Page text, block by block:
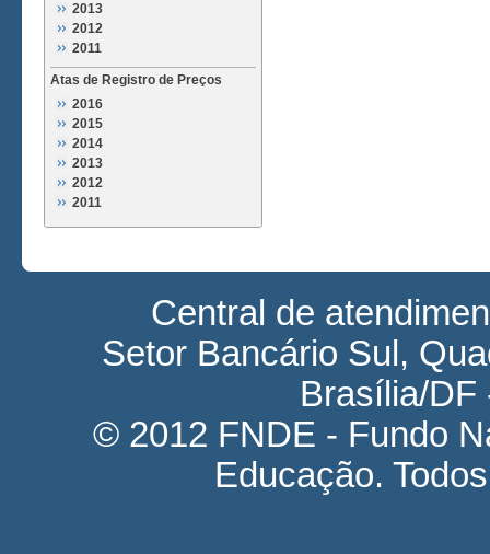
2013
2012
2011
Atas de Registro de Preços
2016
2015
2014
2013
2012
2011
Central de
Setor Bancário Sul,
Brasília/DF
© 2012 FNDE - Fundo
Educação.